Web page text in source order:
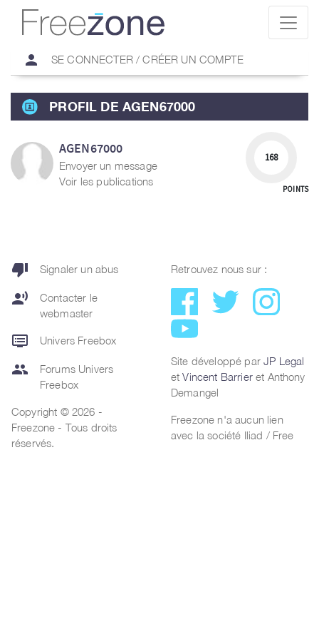
person SE CONNECTER / CRÉER UN COMPTE
PROFIL DE AGEN67000
AGEN67000
Envoyer un message
Voir les publications
168
POINTS
thumb_down Signaler un abus
record_voice_over
Contacter le
webmaster
dvr Univers Freebox
group
Forums Univers
Freebox
Copyright © 2026 -
Freezone - Tous droits
réservés.
Retrouvez nous sur :
Site développé parJP Legal
etVincent Barrieret Anthony
Demangel
Freezone n'a aucun lien
avec la société Iliad / Free